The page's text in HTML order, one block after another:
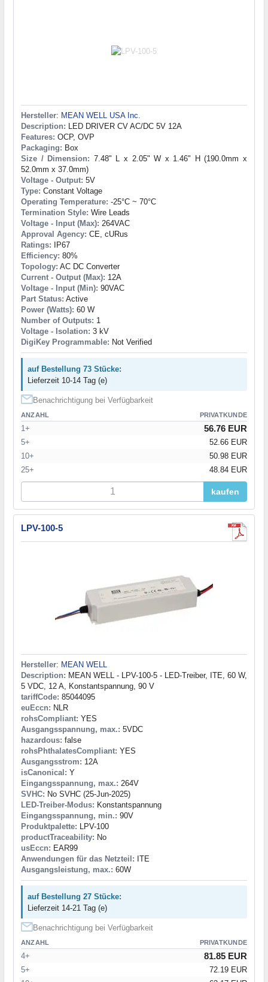
Hersteller: MEAN WELL USA Inc.
Description: LED DRIVER CV AC/DC 5V 12A
Features: OCP, OVP
Packaging: Box
Size / Dimension: 7.48" L x 2.05" W x 1.46" H (190.0mm x
52.0mm x 37.0mm)
Voltage - Output: 5V
Type: Constant Voltage
Operating Temperature: -25°C ~ 70°C
Termination Style: Wire Leads
Voltage - Input (Max): 264VAC
Approval Agency: CE, cURus
Ratings: IP67
Efficiency: 80%
Topology: AC DC Converter
Current - Output (Max): 12A
Voltage - Input (Min): 90VAC
Part Status: Active
Power (Watts): 60 W
Number of Outputs: 1
Voltage - Isolation: 3 kV
DigiKey Programmable: Not Verified
auf Bestellung 73 Stücke:
Lieferzeit 10-14 Tag (e)
Benachrichtigung bei Verfügbarkeit
ANZAHL PRIVATKUNDE
1+ 56.76 EUR
5+
52.66 EUR
10+
50.98 EUR
25+
48.84 EUR
kaufen
LPV-100-5
Hersteller: MEAN WELL
Description: MEAN WELL - LPV-100-5 - LED-Treiber, ITE, 60 W,
5 VDC, 12 A, Konstantspannung, 90 V
tariffCode: 85044095
euEccn: NLR
rohsCompliant: YES
Ausgangsspannung, max.: 5VDC
hazardous: false
rohsPhthalatesCompliant: YES
Ausgangsstrom: 12A
isCanonical: Y
Eingangsspannung, max.: 264V
SVHC: No SVHC (25-Jun-2025)
LED-Treiber-Modus: Konstantspannung
Eingangsspannung, min.: 90V
Produktpalette: LPV-100
productTraceability: No
usEccn: EAR99
Anwendungen für das Netzteil: ITE
Ausgangsleistung, max.: 60W
auf Bestellung 27 Stücke:
Lieferzeit 14-21 Tag (e)
Benachrichtigung bei Verfügbarkeit
ANZAHL PRIVATKUNDE
4+ 81.85 EUR
5+
72.19 EUR